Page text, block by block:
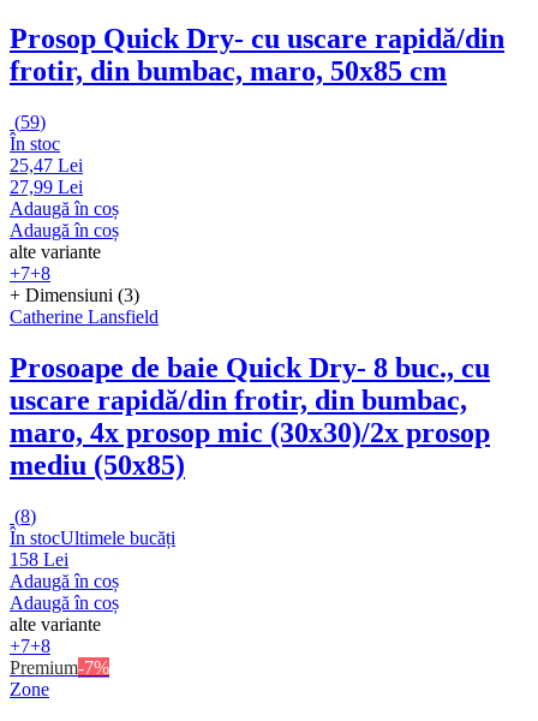
Prosop Quick Dry- cu uscare rapidă/din
frotir, din bumbac, maro, 50x85 cm
(59)
În stoc
25,47 Lei
27,99 Lei
Adaugă în coș
Adaugă în coș
alte variante
+7+8
+ Dimensiuni (3)
Catherine Lansfield
Prosoape de baie Quick Dry- 8 buc., cu
uscare rapidă/din frotir, din bumbac,
maro, 4x prosop mic (30x30)/2x prosop
mediu (50x85)
(8)
În stocUltimele bucăți
158 Lei
Adaugă în coș
Adaugă în coș
alte variante
+7+8
Premium-7%
Zone